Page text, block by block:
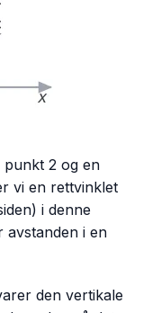
punkt 2 og en
vi en rettvinklet
i denne
avstanden i en
den vertikale